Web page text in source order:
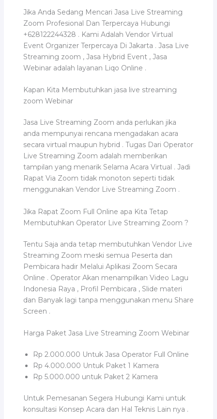
Jika Anda Sedang Mencari Jasa Live Streaming
Zoom Profesional Dan Terpercaya Hubungi
+628122244328 . Kami Adalah Vendor Virtual
Event Organizer Terpercaya Di Jakarta . Jasa Live
Streaming zoom , Jasa Hybrid Event , Jasa
Webinar adalah layanan Liqo Online .
Kapan Kita Membutuhkan jasa live streaming
zoom Webinar
Jasa Live Streaming Zoom anda perlukan jika
anda mempunyai rencana mengadakan acara
secara virtual maupun hybrid . Tugas Dari Operator
Live Streaming Zoom adalah memberikan
tampilan yang menarik Selama Acara Virtual . Jadi
Rapat Via Zoom tidak monoton seperti tidak
menggunakan Vendor Live Streaming Zoom .
Jika Rapat Zoom Full Online apa Kita Tetap
Membutuhkan Operator Live Streaming Zoom ?
Tentu Saja anda tetap membutuhkan Vendor Live
Streaming Zoom meski semua Peserta dan
Pembicara hadir Melalui Aplikasi Zoom Secara
Online . Operator Akan menampilkan Video Lagu
Indonesia Raya , Profil Pembicara , Slide materi
dan Banyak lagi tanpa menggunakan menu Share
Screen .
Harga Paket Jasa Live Streaming Zoom Webinar
Rp 2.000.000 Untuk Jasa Operator Full Online
Rp 4.000.000 Untuk Paket 1 Kamera
Rp 5.000.000 untuk Paket 2 Kamera
Untuk Pemesanan Segera Hubungi Kami untuk
konsultasi Konsep Acara dan Hal Teknis Lain nya .